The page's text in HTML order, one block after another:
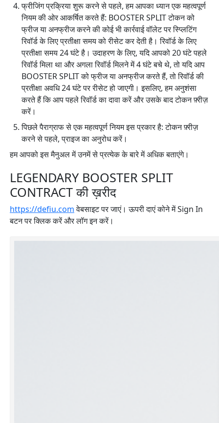
फ्रीजिंग प्रक्रिया शुरू करने से पहले, हम आपका ध्यान एक महत्वपूर्ण
नियम की ओर आकर्षित करते हैं: BOOSTER SPLIT टोकन को
फ्रीज या अनफ्रीज करने की कोई भी कार्रवाई वॉलेट पर स्प्लिटिंग
रिवॉर्ड के लिए प्रतीक्षा समय को रीसेट कर देती है। रिवॉर्ड के लिए
प्रतीक्षा समय 24 घंटे है। उदाहरण के लिए, यदि आपको 20 घंटे पहले
रिवॉर्ड मिला था और अगला रिवॉर्ड मिलने में 4 घंटे बचे थे, तो यदि आप
BOOSTER SPLIT को फ्रीज या अनफ्रीज करते हैं, तो रिवॉर्ड की
प्रतीक्षा अवधि 24 घंटे पर रीसेट हो जाएगी। इसलिए, हम अनुशंसा
करते हैं कि आप पहले रिवॉर्ड का दावा करें और उसके बाद टोकन फ़्रीज़
करें।
पिछले पैराग्राफ से एक महत्वपूर्ण नियम इस प्रकार है: टोकन फ़्रीज़
करने से पहले, प्राइज का अनुरोध करें।
हम आपको इस मैनुअल में उनमें से प्रत्येक के बारे में अधिक बताएंगे।
LEGENDARY BOOSTER SPLIT
CONTRACT की ख़रीद
https://defiu.comवेबसाइट पर जाएं। ऊपरी दाएं कोने में Sign In
बटन पर क्लिक करें और लॉग इन करें।